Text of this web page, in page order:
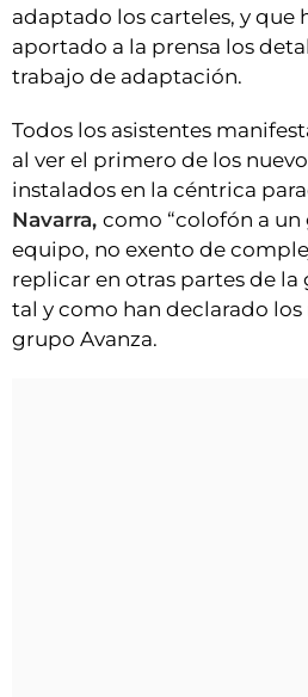
adaptado los carteles, y que
aportado a la prensa los
trabajo de adaptación.
Todos los asistentes
al ver el primero de los
instalados en la céntrica
Navarra, como “colofón a un
equipo, no exento de
replicar en otras partes de la
tal y como han declarado
grupo Avanza.